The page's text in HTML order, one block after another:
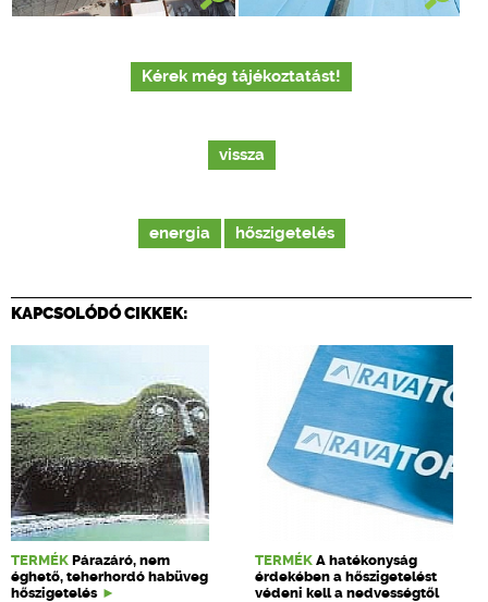
Kérek még tájékoztatást!
vissza
energia hőszigetelés
KAPCSOLÓDÓ CIKKEK:
TERMÉK Párazáró, nem
éghető, teherhordó habüveg
hőszigetelés
TERMÉK A hatékonyság
érdekében a hőszigetelést
védeni kell a nedvességtől